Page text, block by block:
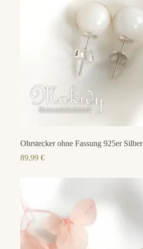
Ohrstecker ohne Fassung 925er Silber
89,99 €